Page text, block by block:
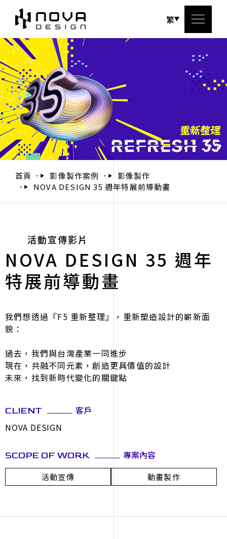
繁
首頁 影像製作案例
影像製作
NOVA DESIGN 35 週年特展前導動畫
活動宣傳影片
NOVA DESIGN 35 週年
特展前導動畫
我們想透過『F5 重新整理』，重新塑造設計的嶄新面
貌：
過去，我們與台灣產業一同進步
現在，共融不同元素，創造更具價值的設計
未來，找到新時代變化的關鍵點
CLIENT
客戶
NOVA DESIGN
SCOPE OF WORK 專案內容
活動宣傳 動畫製作
關
設
設